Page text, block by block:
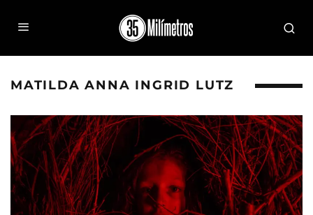
MATILDA ANNA INGRID LUTZ